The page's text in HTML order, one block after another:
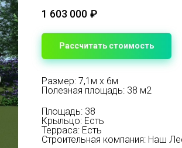
1 603 000 ₽
Рассчитать стоимость
Размер: 7,1м х 6м
Полезная площадь: 38 м2
Площадь: 38
Крыльцо: Есть
Терраса: Есть
Строительная компания: Наш